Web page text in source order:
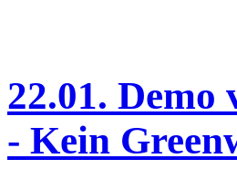
22.01.
- Kein